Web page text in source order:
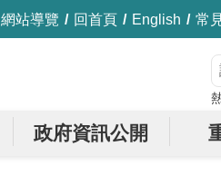
網站導覽 回首頁 English 常
政府資訊公開